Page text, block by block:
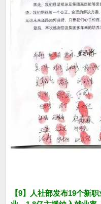
【9】人社部发布19个新